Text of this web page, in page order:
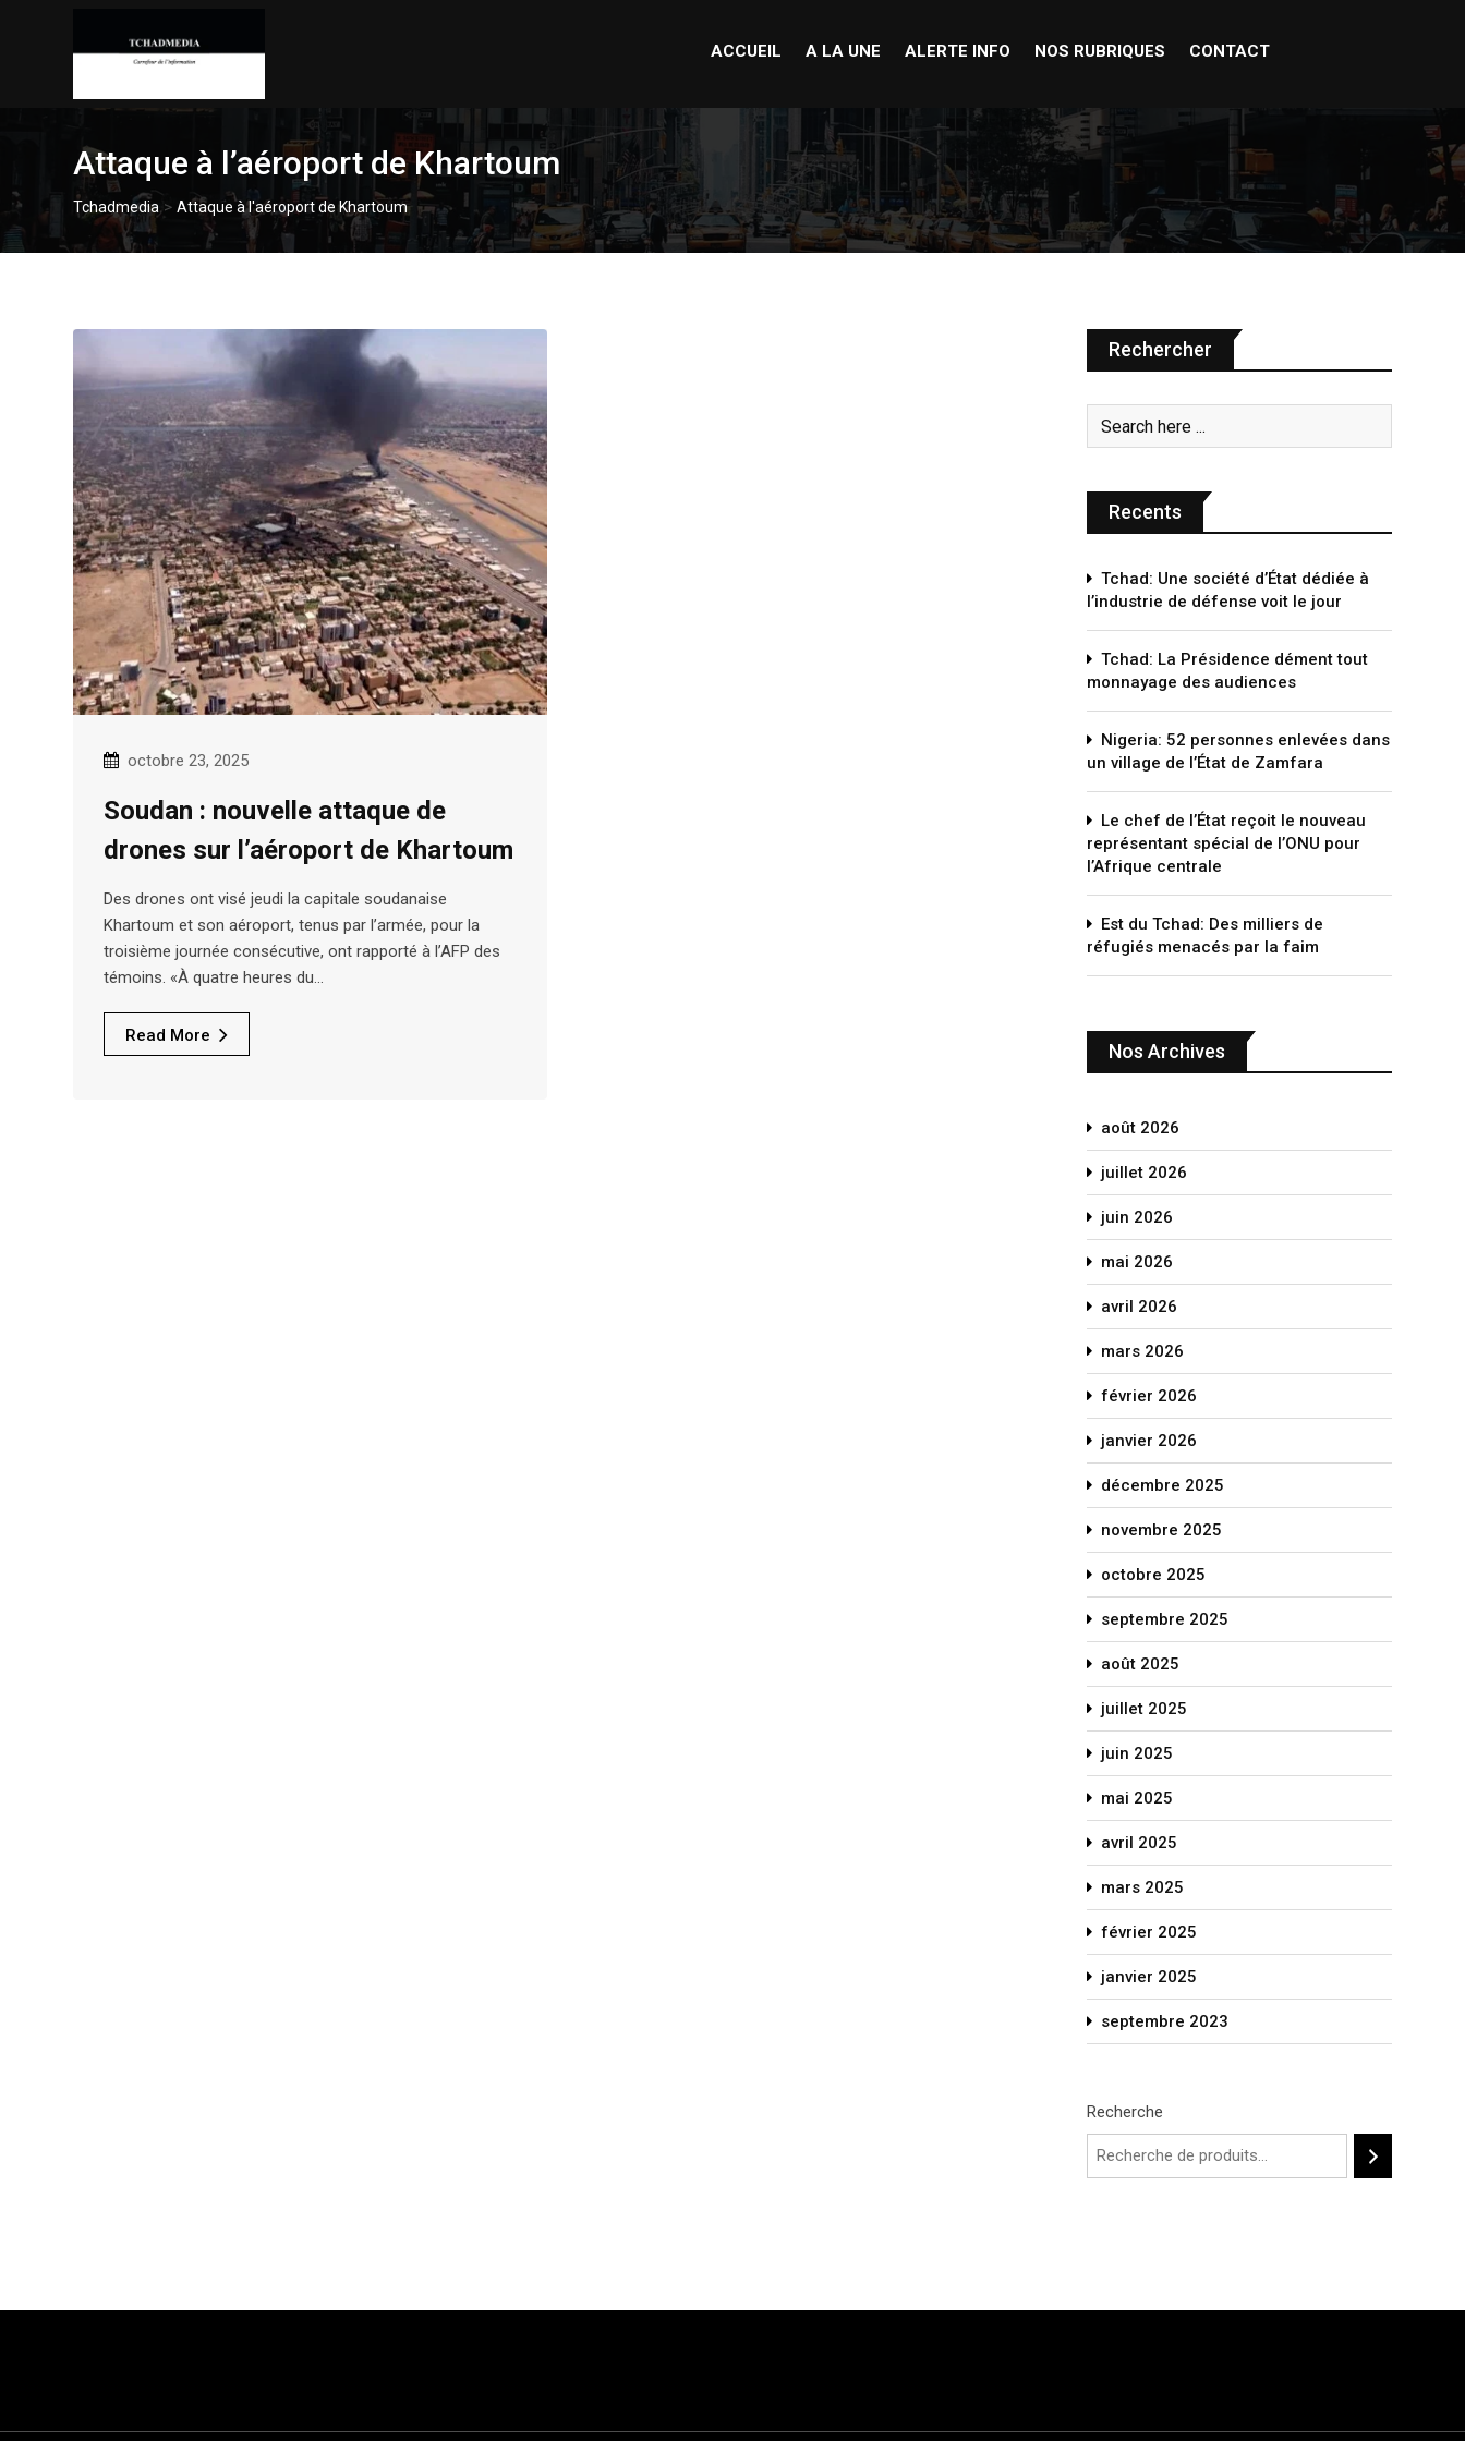
ACCUEIL A LA UNE ALERTE INFO NOS RUBRIQUES CONTACT
Attaque à l’aéroport de Khartoum
Tchadmedia> Attaque à l'aéroport de Khartoum
octobre 23, 2025
Soudan : nouvelle attaque de
drones sur l’aéroport de Khartoum
Des drones ont visé jeudi la capitale soudanaise
Khartoum et son aéroport, tenus par l’armée, pour la
troisième journée consécutive, ont rapporté à l’AFP des
témoins. «À quatre heures du…
Read More
Rechercher
Recents
Tchad: Une société d’État dédiée à
l’industrie de défense voit le jour
Tchad: La Présidence dément tout
monnayage des audiences
Nigeria: 52 personnes enlevées dans
un village de l’État de Zamfara
Le chef de l’État reçoit le nouveau
représentant spécial de l’ONU pour
l’Afrique centrale
Est du Tchad: Des milliers de
réfugiés menacés par la faim
Nos Archives
août 2026
juillet 2026
juin 2026
mai 2026
avril 2026
mars 2026
février 2026
janvier 2026
décembre 2025
novembre 2025
octobre 2025
septembre 2025
août 2025
juillet 2025
juin 2025
mai 2025
avril 2025
mars 2025
février 2025
janvier 2025
septembre 2023
Recherche